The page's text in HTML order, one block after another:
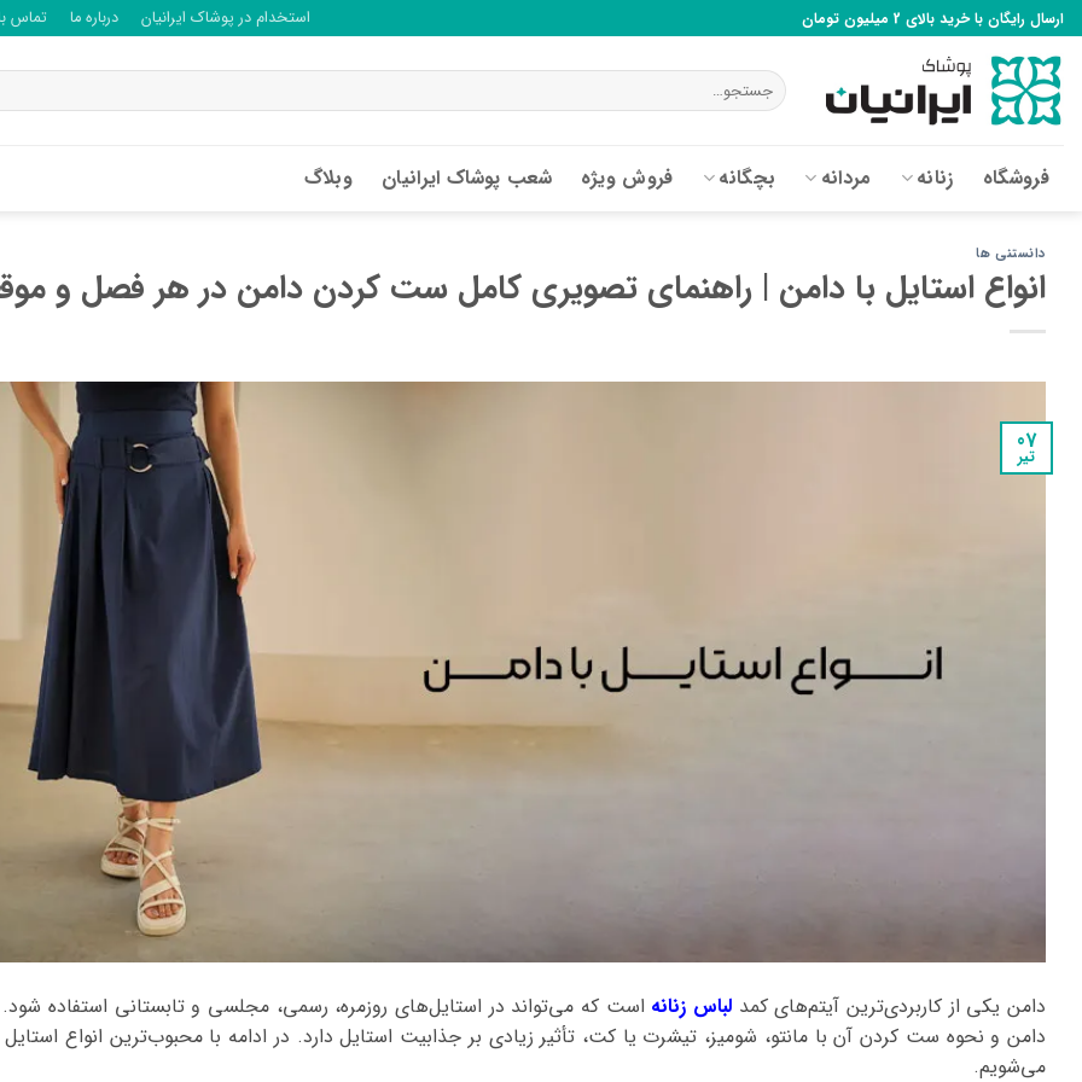
Skip
to
content
ارسال رایگان با خرید بالای 2 میلیون تومان استخدام در پوشاک ایرانیان درباره ما تماس
جستجو
برای:
فروشگاه زنانه مردانه بچگانه فروش ویژه شعب پوشاک ایرانیان وبلاگ
دانستنی ها
انواع استایل با دامن | راهنمای تصویری کامل ست کردن دامن در هر فصل و
07
تیر
دامن یکی از کاربردی‌ترین آیتم‌های کمد لباس زنانه است که می‌تواند در استایل‌های روزمره، رسمی، مجلسی و تابستانی استفاده
دامن و نحوه ست کردن آن با مانتو، شومیز، تیشرت یا کت، تأثیر زیادی بر جذابیت استایل دارد. در ادامه با محبوب‌ترین انواع استایل
می‌شویم.